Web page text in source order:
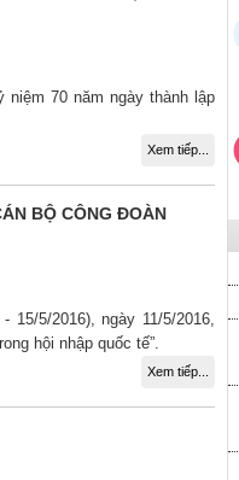
niệm 70 năm ngày thành lập
Xem tiếp...
BỘ CÔNG ĐOÀN
15/5/2016), ngày 11/5/2016,
hội nhập quốc tế”.
Xem tiếp...